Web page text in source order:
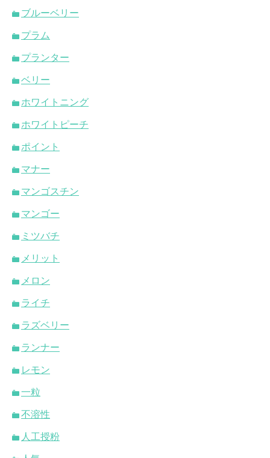
ブルーベリー
プラム
プランター
ベリー
ホワイトニング
ホワイトピーチ
ポイント
マナー
マンゴスチン
マンゴー
ミツバチ
メリット
メロン
ライチ
ラズベリー
ランナー
レモン
一粒
不溶性
人工授粉